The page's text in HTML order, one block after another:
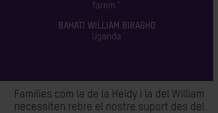
farem."
BAHATI WILLIAM BIRAGHO
Uganda
Famílies com la de la Heidy i la del William
necessiten rebre el nostre suport des del